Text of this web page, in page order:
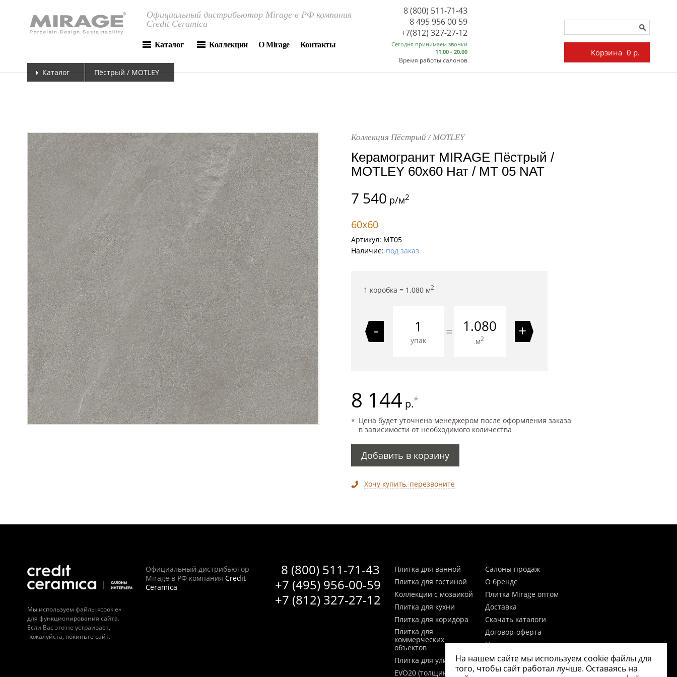
Официальный дистрибьютор Mirage в РФ компания
Credit Ceramica
Каталог Коллекции О Mirage Контакты
8 (800) 511-71-43
8 495 956 00 59
Сегодня принимаем звонки
11.00 - 20.00
Время работы салонов
+7(812) 327-27-12
Корзина 0 р.
Каталог Пёстрый / MOTLEY
Коллекция Пёстрый / MOTLEY
Керамогранит MIRAGE Пёстрый /
MOTLEY 60x60 Нат / MT 05 NAT
7 540 р/м2
60x60
Артикул: MT05
Наличие: под заказ
1 коробка = 1.080м2
-
упак
= 1.080
м2 +
8 144 р.*
Цена будет уточнена менеджером после оформления заказа
в зависимости от необходимого количества
Добавить в корзину
Хочу купить, перезвоните
Мы используем файлы «cookie»
для функционирования сайта.
Если Вас это не устраивает,
пожалуйста, покиньте сайт.
8 (800) 511-71-43
+7 (495) 956-00-59
+7 (812) 327-27-12
Официальный дистрибьютор
Mirage в РФ компания Credit
Ceramica
Плитка для ванной
Плитка для гостиной
Коллекции с мозаикой
Плитка для кухни
Плитка для коридора
Плитка для
коммерческих
объектов
Плитка для улицы
EVO20 (толщина 20мм)
Салоны продаж
О бренде
Плитка Mirage оптом
Доставка
Скачать каталоги
Договор-оферта
Пользовательское
Согласие на обработку
персональных данных
На нашем сайте мы используем cookie файлы для
того, чтобы сайт работал лучше. Оставаясь на